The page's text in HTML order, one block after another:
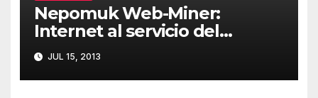
Nepomuk Web-Miner:
Internet al servicio del
escritorio – Ignacio Serantes
JUL 15, 2013